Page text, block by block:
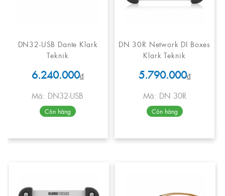
DN32-USB Dante Klark
Teknik
6.240.000₫
Mã: DN32-USB
Còn hàng
DN 30R Network DI Boxes
Klark Teknik
5.790.000₫
Mã: DN 30R
Còn hàng